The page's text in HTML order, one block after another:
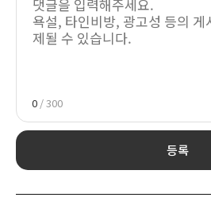
0 / 300
등록